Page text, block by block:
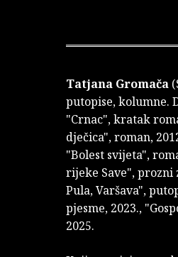
Tatjana Gromača
putopise, kolumne.
"Crnac", kratak
dječica", roman,
"Bolest svijeta",
rijeke Save", prozni
Pula, Varšava",
pjesme, 2023.,
2025.